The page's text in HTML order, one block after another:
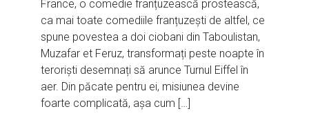
France, o comedie franțuzească prostească,
ca mai toate comediile franțuzești de altfel, ce
spune povestea a doi ciobani din Taboulistan,
Muzafar et Feruz, transformați peste noapte în
teroriști desemnați să arunce Turnul Eiffel în
aer. Din păcate pentru ei, misiunea devine
foarte complicată, așa cum […]